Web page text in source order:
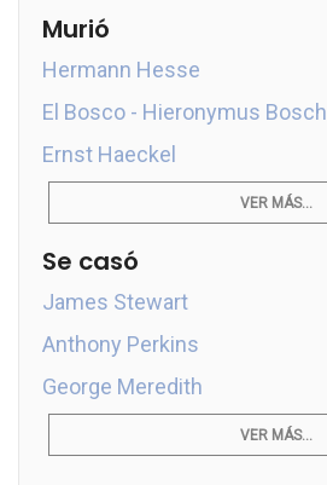
Murió
Hermann Hesse
El Bosco - Hieronymus Bosch
Ernst Haeckel
VER MÁS...
Se casó
James Stewart
Anthony Perkins
George Meredith
VER MÁS...